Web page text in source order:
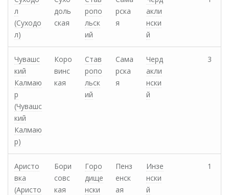
л
(Суходо
л)
доль
ская
ропо
льск
ий
рска
я
акли
нски
й
Чувашс
кий
Калмаю
р
(Чувашс
кий
Калмаю
р)
Коро
винс
кая
Став
ропо
льск
ий
Сама
рска
я
Черд
акли
нски
й
3
Аристо
вка
(Аристо
Бори
совс
кая
Горо
дище
нски
Пенз
енск
ая
Инзе
нски
й
1